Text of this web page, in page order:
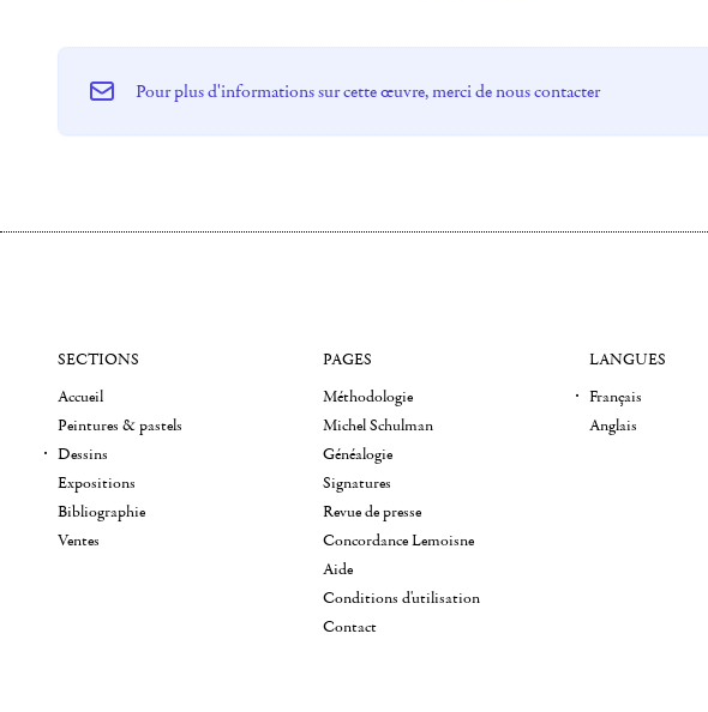
Pour plus d'informations sur cette œuvre, merci de nous contacter
SECTIONS
Accueil
Peintures & pastels
Dessins
Expositions
Bibliographie
Ventes
PAGES
Méthodologie
Michel Schulman
Généalogie
Signatures
Revue de presse
Concordance Lemoisne
Aide
Conditions d'utilisation
Contact
LANGUES
Français
Anglais